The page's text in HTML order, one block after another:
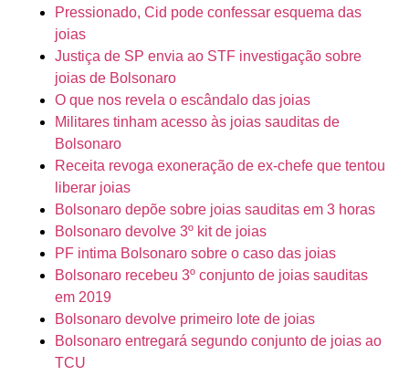
Pressionado, Cid pode confessar esquema das
joias
Justiça de SP envia ao STF investigação sobre
joias de Bolsonaro
O que nos revela o escândalo das joias
Militares tinham acesso às joias sauditas de
Bolsonaro
Receita revoga exoneração de ex-chefe que tentou
liberar joias
Bolsonaro depõe sobre joias sauditas em 3 horas
Bolsonaro devolve 3º kit de joias
PF intima Bolsonaro sobre o caso das joias
Bolsonaro recebeu 3º conjunto de joias sauditas
em 2019
Bolsonaro devolve primeiro lote de joias
Bolsonaro entregará segundo conjunto de joias ao
TCU